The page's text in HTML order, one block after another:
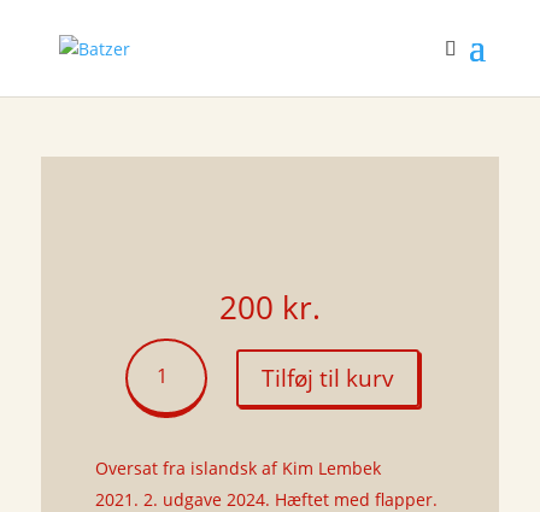
200 kr.
Stjernernes
knitren
(hæftet)
Tilføj til kurv
Oversat fra islandsk af Kim Lembek
2021. 2. udgave 2024. Hæftet med flapper.